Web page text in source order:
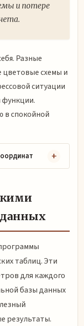
и потере
Разные
схемы и
ситуации
функции.
в спокойной
таблиц. Эти
для каждого
базы данных
результаты.